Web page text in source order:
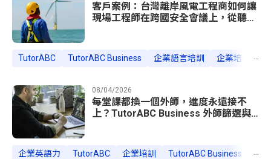
客戶案例：台灣離岸風電工程商如何讓
現場工程師在跨國安全會議上，從聽不
TutorABC TutorABC Business 企業語言培訓 企業培訓案例
...
08/04/2026
每堂課都換一個外師，進度永遠接不
上？TutorABC Business 外師篩選與
企業英語力 TutorABC 企業培訓 TutorABC Business 企
...